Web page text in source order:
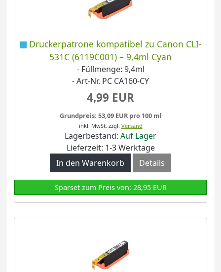
Druckerpatrone kompatibel zu Canon CLI-
531C (6119C001) – 9,4ml Cyan
- Füllmenge: 9,4ml
- Art-Nr. PC CA160-CY
4,99 EUR
Grundpreis: 53,09 EUR pro 100 ml
inkl. MwSt. zzgl. Versand
Lagerbestand: Auf Lager
Lieferzeit: 1-3 Werktage
In den Warenkorb
Details
Sparset zum Preis von: 28,95 EUR